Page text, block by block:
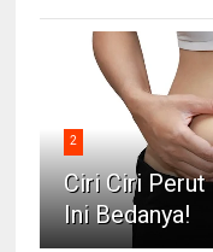
2
Ciri Ciri
Ini Bedanya!